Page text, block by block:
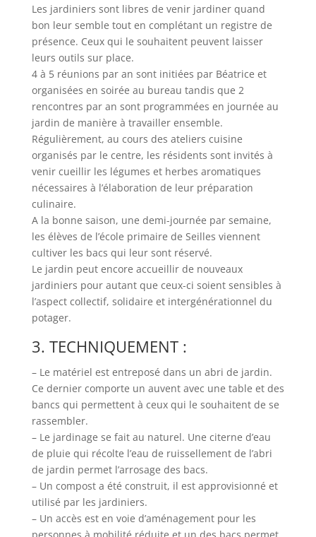
Les jardiniers sont libres de venir jardiner quand
bon leur semble tout en complétant un registre de
présence. Ceux qui le souhaitent peuvent laisser
leurs outils sur place.
4 à 5 réunions par an sont initiées par Béatrice et
organisées en soirée au bureau tandis que 2
rencontres par an sont programmées en journée au
jardin de manière à travailler ensemble.
Régulièrement, au cours des ateliers cuisine
organisés par le centre, les résidents sont invités à
venir cueillir les légumes et herbes aromatiques
nécessaires à l’élaboration de leur préparation
culinaire.
A la bonne saison, une demi-journée par semaine,
les élèves de l’école primaire de Seilles viennent
cultiver les bacs qui leur sont réservé.
Le jardin peut encore accueillir de nouveaux
jardiniers pour autant que ceux-ci soient sensibles à
l’aspect collectif, solidaire et intergénérationnel du
potager.
3. TECHNIQUEMENT :
– Le matériel est entreposé dans un abri de jardin.
Ce dernier comporte un auvent avec une table et des
bancs qui permettent à ceux qui le souhaitent de se
rassembler.
– Le jardinage se fait au naturel. Une citerne d’eau
de pluie qui récolte l’eau de ruissellement de l’abri
de jardin permet l’arrosage des bacs.
– Un compost a été construit, il est approvisionné et
utilisé par les jardiniers.
– Un accès est en voie d’aménagement pour les